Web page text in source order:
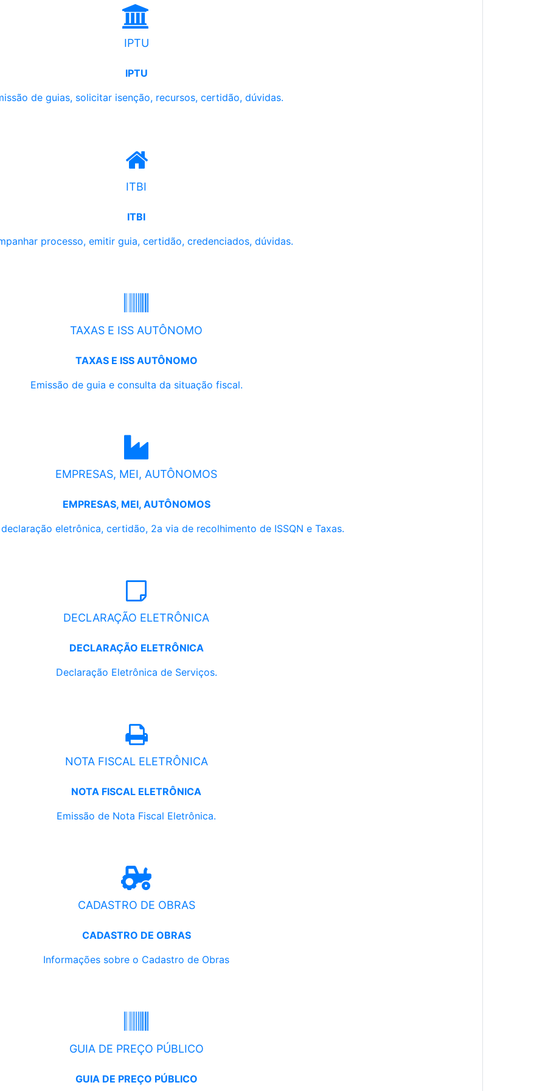
IPTU
IPTU
de guias, solicitar isenção, recursos, certidão, dúvidas.
ITBI
ITBI
processo, emitir guia, certidão, credenciados, dúvidas.
TAXAS E ISS AUTÔNOMO
TAXAS E ISS AUTÔNOMO
Emissão de guia e consulta da situação fiscal.
EMPRESAS, MEI, AUTÔNOMOS
EMPRESAS, MEI, AUTÔNOMOS
eletrônica, certidão, 2a via de recolhimento de ISSQN e Taxas.
DECLARAÇÃO ELETRÔNICA
DECLARAÇÃO ELETRÔNICA
Declaração Eletrônica de Serviços.
NOTA FISCAL ELETRÔNICA
NOTA FISCAL ELETRÔNICA
Emissão de Nota Fiscal Eletrônica.
CADASTRO DE OBRAS
CADASTRO DE OBRAS
Informações sobre o Cadastro de Obras
GUIA DE PREÇO PÚBLICO
GUIA DE PREÇO PÚBLICO